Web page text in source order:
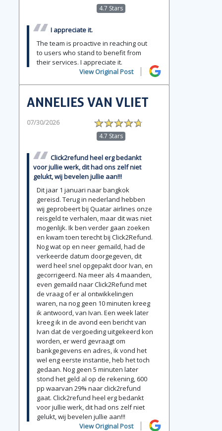
4.7 Stars
I appreciate it.
The team is proactive in reaching out
to users who stand to benefit from
their services. I appreciate it.
View Original Post
ANNELIES VAN VLIET
07/30/2026
4.7 Stars
Click2refund heel erg bedankt
voor jullie werk, dit had ons zelf niet
gelukt, wij bevelen jullie aan!!!
Dit jaar 1 januari naar bangkok
gereisd. Terug in nederland hebben
wij geprobeert bij Quatar airlines onze
reisgeld te verhalen, maar dit was niet
mogenlijk. Ik ben verder gaan zoeken
en kwam toen terecht bij Click2Refund.
Nog wat op en neer gemaild, had de
verkeerde datum doorgegeven, dit
werd heel snel opgepakt door Ivan, en
gecorrigeerd. Na meer als 4 maanden,
even gemaild naar Click2Refund met
de vraag of er al ontwikkelingen
waren, na nog geen 10 minuten kreeg
ik antwoord, van Ivan. Een week later
kreeg ik in de avond een bericht van
Ivan dat de vergoeding uitgekeerd kon
worden, er werd gevraagt om
bankgegevens en adres, ik vond het
wel eng eerste instantie, heb het toch
gedaan. Nog geen 5 minuten later
stond het geld al op de rekening, 600
pp waarvan 29% naar click2refund
gaat. Click2refund heel erg bedankt
voor jullie werk, dit had ons zelf niet
gelukt, wij bevelen jullie aan!!!
View Original Post